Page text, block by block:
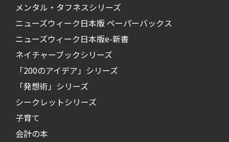
メンタル・タフネスシリーズ
ニューズウィーク日本版 ペーパーバックス
ニューズウィーク日本版e-新書
ネイチャーブックシリーズ
「200のアイデア」シリーズ
「発想術」シリーズ
シークレットシリーズ
子育て
会計の本